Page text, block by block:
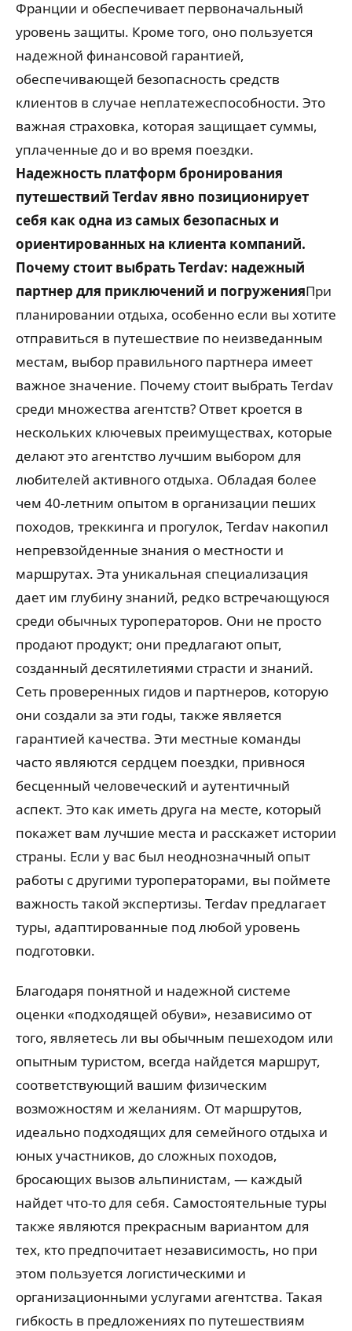
Франции и обеспечивает первоначальный
уровень защиты. Кроме того, оно пользуется
надежной финансовой гарантией,
обеспечивающей безопасность средств
клиентов в случае неплатежеспособности. Это
важная страховка, которая защищает суммы,
уплаченные до и во время поездки.
Надежность платформ бронирования
путешествий Terdav явно позиционирует
себя как одна из самых безопасных и
ориентированных на клиента компаний.
Почему стоит выбрать Terdav: надежный
партнер для приключений и погруженияПри
планировании отдыха, особенно если вы хотите
отправиться в путешествие по неизведанным
местам, выбор правильного партнера имеет
важное значение. Почему стоит выбрать Terdav
среди множества агентств? Ответ кроется в
нескольких ключевых преимуществах, которые
делают это агентство лучшим выбором для
любителей активного отдыха. Обладая более
чем 40-летним опытом в организации пеших
походов, треккинга и прогулок, Terdav накопил
непревзойденные знания о местности и
маршрутах. Эта уникальная специализация
дает им глубину знаний, редко встречающуюся
среди обычных туроператоров. Они не просто
продают продукт; они предлагают опыт,
созданный десятилетиями страсти и знаний.
Сеть проверенных гидов и партнеров, которую
они создали за эти годы, также является
гарантией качества. Эти местные команды
часто являются сердцем поездки, привнося
бесценный человеческий и аутентичный
аспект. Это как иметь друга на месте, который
покажет вам лучшие места и расскажет истории
страны. Если у вас был неоднозначный опыт
работы с другими туроператорами, вы поймете
важность такой экспертизы. Terdav предлагает
туры, адаптированные под любой уровень
подготовки.
Благодаря понятной и надежной системе
оценки «подходящей обуви», независимо от
того, являетесь ли вы обычным пешеходом или
опытным туристом, всегда найдется маршрут,
соответствующий вашим физическим
возможностям и желаниям. От маршрутов,
идеально подходящих для семейного отдыха и
юных участников, до сложных походов,
бросающих вызов альпинистам, — каждый
найдет что-то для себя. Самостоятельные туры
также являются прекрасным вариантом для
тех, кто предпочитает независимость, но при
этом пользуется логистическими и
организационными услугами агентства. Такая
гибкость в предложениях по путешествиям